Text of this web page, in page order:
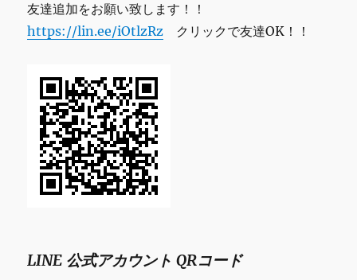
友達追加をお願い致します！！
https://lin.ee/iOtlzRz クリックで友達OK！！
LINE 公式アカウント QRコード